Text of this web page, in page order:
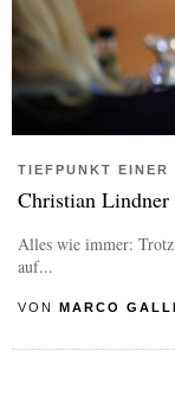
TIEFPUNKT EINER
Christian Lindner
Alles wie immer:
auf...
VON MARCO